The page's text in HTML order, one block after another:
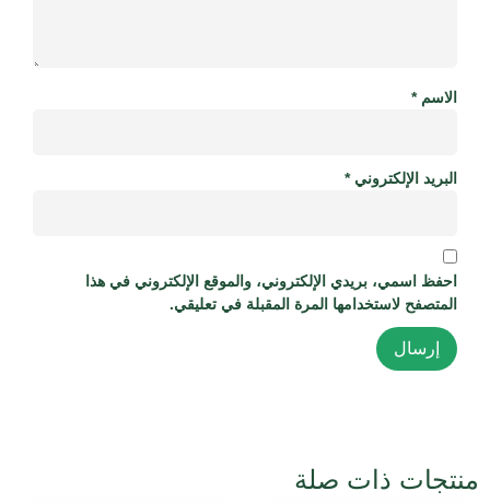
الاسم*
البريد الإلكتروني*
احفظ اسمي، بريدي الإلكتروني، والموقع الإلكتروني في هذا
المتصفح لاستخدامها المرة المقبلة في تعليقي.
منتجات ذات صلة